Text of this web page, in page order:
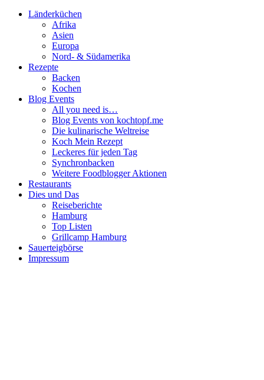
Länderküchen
Afrika
Asien
Europa
Nord- & Südamerika
Rezepte
Backen
Kochen
Blog Events
All you need is…
Blog Events von kochtopf.me
Die kulinarische Weltreise
Koch Mein Rezept
Leckeres für jeden Tag
Synchronbacken
Weitere Foodblogger Aktionen
Restaurants
Dies und Das
Reiseberichte
Hamburg
Top Listen
Grillcamp Hamburg
Sauerteigbörse
Impressum